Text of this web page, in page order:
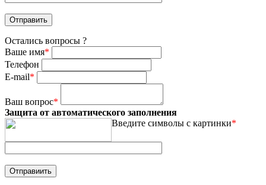
Остались вопросы ?
Ваше имя*
Телефон
E-mail*
Ваш вопрос*
Защита от автоматического заполнения
Введите символы с картинки*